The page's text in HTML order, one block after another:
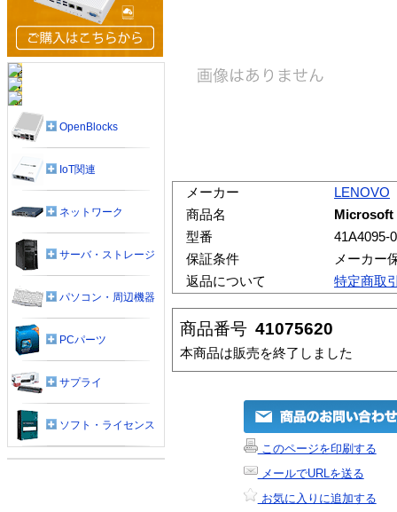
メーカー
LENOVO
商品名
Microsoft
型番
41A4095-
保証条件
メーカー
返品について
特定商取
商品番号 41075620
本商品は販売を終了しました
このページを印刷する
メールでURLを送る
お気に入りに追加する
OpenBlocks
IoT関連
ネットワーク
サーバ・ストレージ
パソコン・周辺機器
PCパーツ
サプライ
ソフト・ライセンス